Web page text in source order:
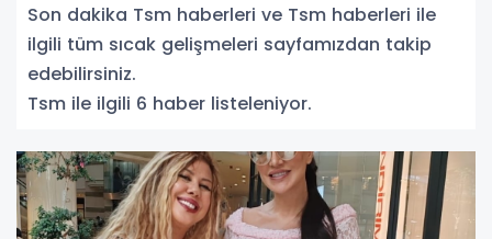
Son dakika Tsm haberleri ve Tsm haberleri ile
ilgili tüm sıcak gelişmeleri sayfamızdan takip
edebilirsiniz.
Tsm ile ilgili 6 haber listeleniyor.